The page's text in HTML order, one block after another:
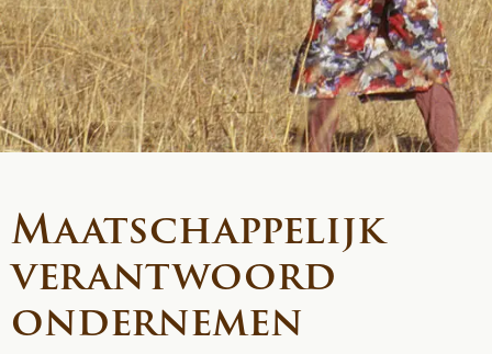
Maatschappelijk
verantwoord
ondernemen